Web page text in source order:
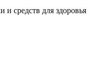
и средств для здоровья